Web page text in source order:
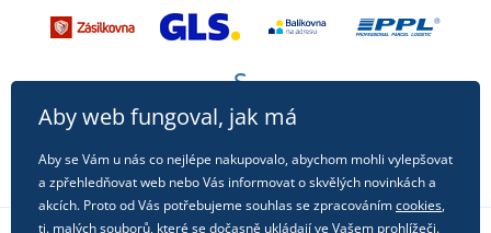
Aby web fungoval, jak má
Aby se Vám u nás co nejlépe nakupovalo, abychom mohli vylepšovat
a zpřehledňovat web nebo Vás informovat o skvělých novinkách a
akcích. Proto od Vás potřebujeme souhlas se zpracovánímcookies,
tj. malých souborů, které se dočasně ukládají ve Vašem prohlížeči.